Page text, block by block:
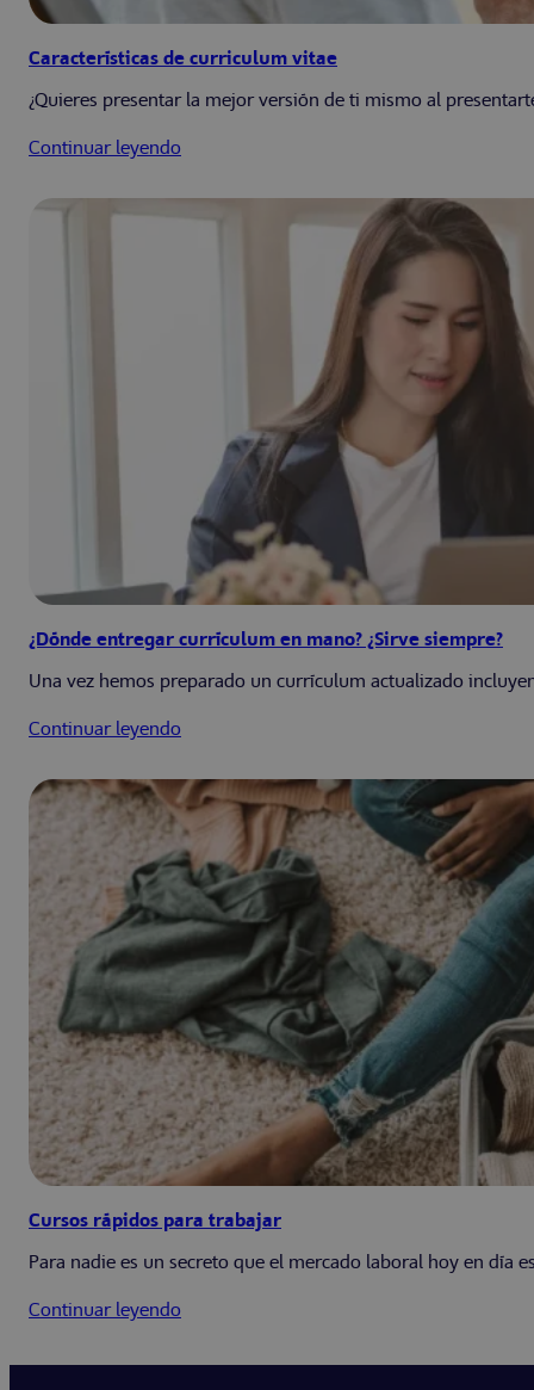
Características de curriculum vitae
¿Quieres presentar la mejor versión de ti mismo al
Continuar leyendo
¿Dónde entregar currículum en mano? ¿Sirve siempre?
Una vez hemos preparado un currículum actualizado
Continuar leyendo
Cursos rápidos para trabajar
Para nadie es un secreto que el mercado laboral hoy en día
Continuar leyendo